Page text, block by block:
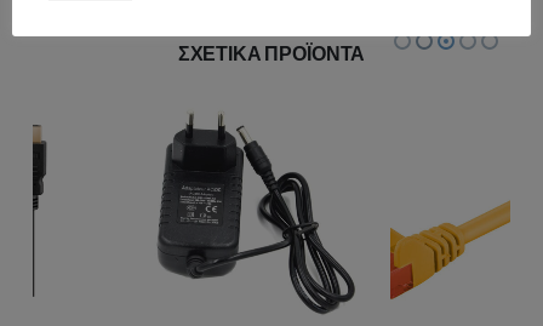
ΣΧΕΤΙΚΆ ΠΡΟΪΌΝΤΑ